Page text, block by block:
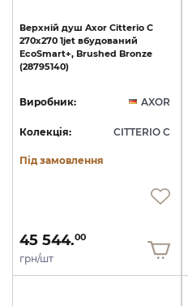
Верхній душ Axor Citterio C
270х270 1jet вбудований
EcoSmart+, Brushed Bronze
(28795140)
Виробник: AXOR
Колекція: CITTERIO C
Під замовлення
45 544.00
грн/шт